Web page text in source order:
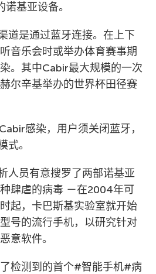
基亚设备。
道是通过蓝牙连接。在上下
音乐会时或举办体育赛事期
。其中Cabir最大规模的一次
尔辛基举办的世界杯田径赛
感染，用户须关闭蓝牙，
式。
人员有意搜罗了两部诺基亚
肆虐的病毒 －在2004年可
起，卡巴斯基实验室就开始
号的流行手机，以研究针对
意软件。
检测到的首个#智能手机#病